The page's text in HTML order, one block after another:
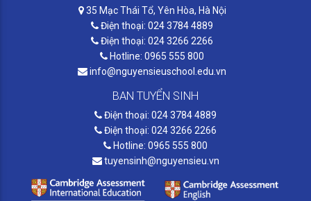
35 Mạc Thái Tổ, Yên Hòa, Hà Nội
Điện thoại: 024 3784 4889
Điện thoại: 024 3266 2266
Hotline: 0965 555 800
info@nguyensieuschool.edu.vn
BAN TUYỂN SINH
Điện thoại: 024 3784 4889
Điện thoại: 024 3266 2266
Hotline: 0965 555 800
tuyensinh@nguyensieu.vn